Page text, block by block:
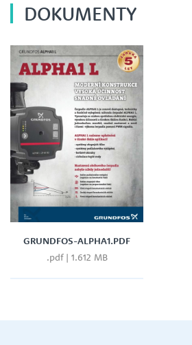
DOKUMENTY
GRUNDFOS-ALPHA1.PDF
.pdf | 1.612 MB